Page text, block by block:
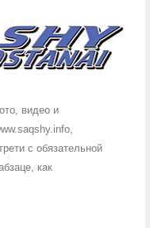
видео и
с обязательной
как